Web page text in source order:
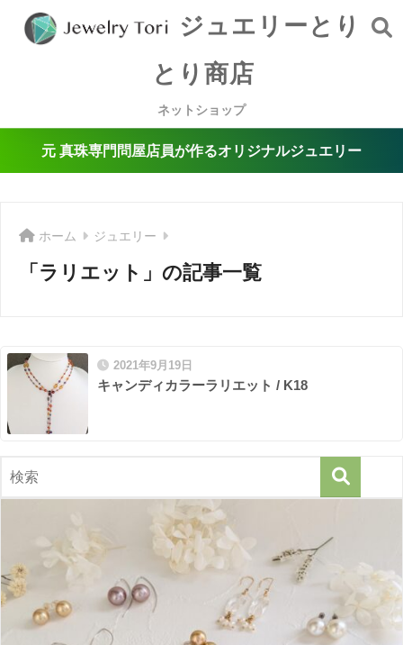
ジュエリーとり
とり商店
ネットショップ
元 真珠専門問屋店員が作るオリジナルジュエリー
ホーム ジュエリー
「ラリエット」の記事一覧
2021年9月19日
キャンディカラーラリエット / K18